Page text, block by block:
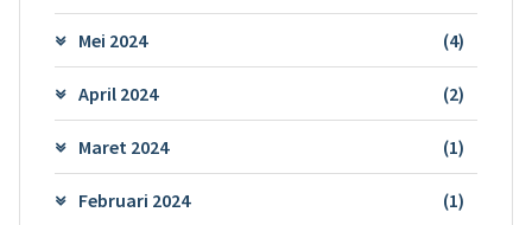
Mei 2024 (4)
April 2024 (2)
Maret 2024 (1)
Februari 2024 (1)